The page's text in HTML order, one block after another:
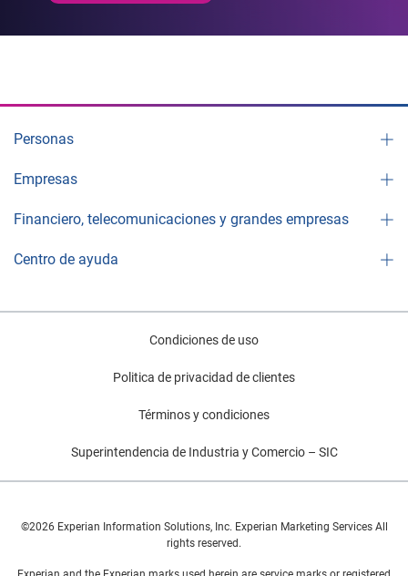
Personas
Empresas
Financiero, telecomunicaciones y grandes empresas
Centro de ayuda
Condiciones de uso
Politica de privacidad de clientes
Términos y condiciones
Superintendencia de Industria y Comercio – SIC
©2026 Experian Information Solutions, Inc. Experian Marketing Services All
rights reserved.